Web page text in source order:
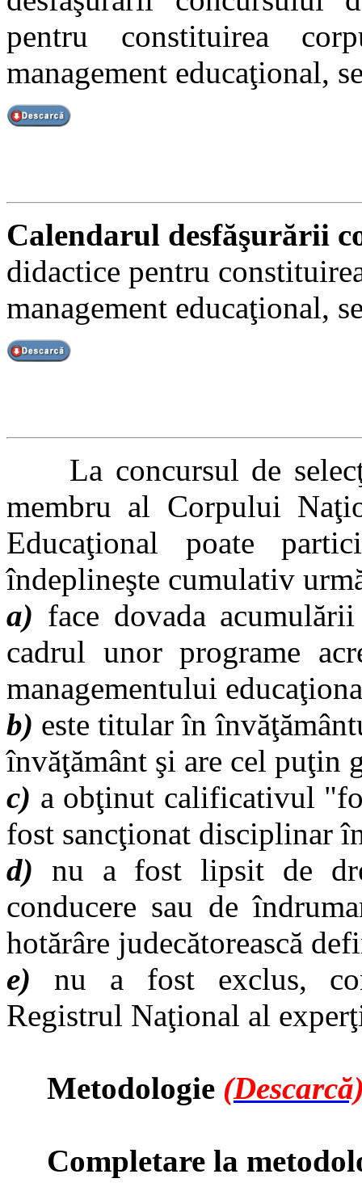
pentru constituirea
management educaţional,
Calendarul desfăşurării
didactice pentru
management educaţional,
La concursul de
membru al Corpului
Educaţional poate
îndeplineşte cumulativ
a) face dovada
cadrul unor programe
managementului
b) este titular în
învăţământ şi are cel puţin
c) a obţinut calificativul
fost sancţionat disciplinar
d) nu a fost lipsit de
conducere sau de
hotărâre judecătorească
e) nu a fost exclus,
Registrul Naţional al
Metodologie
Completare la